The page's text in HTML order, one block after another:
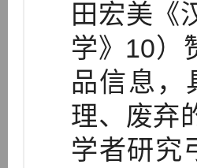
田宏美《
学》10）
品信息，
理、废弃
学者研究